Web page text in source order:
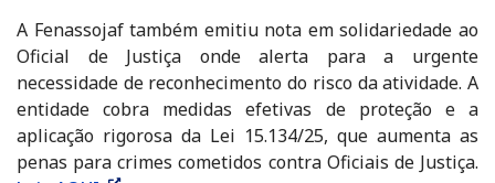
A Fenassojaf também emitiu nota em solidariedade ao
Oficial de Justiça onde alerta para a urgente
necessidade de reconhecimento do risco da atividade. A
entidade cobra medidas efetivas de proteção e a
aplicação rigorosa da Lei 15.134/25, que aumenta as
penas para crimes cometidos contra Oficiais de Justiça.